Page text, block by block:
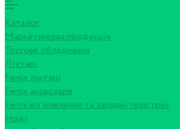
Каталог
Маркетингова продукція
Торгове обладнання
Ліхтарі
Fenix ліхтарі
Fenix аксесуари
Fenix ел живлення та зарядні пристрої
Ножі